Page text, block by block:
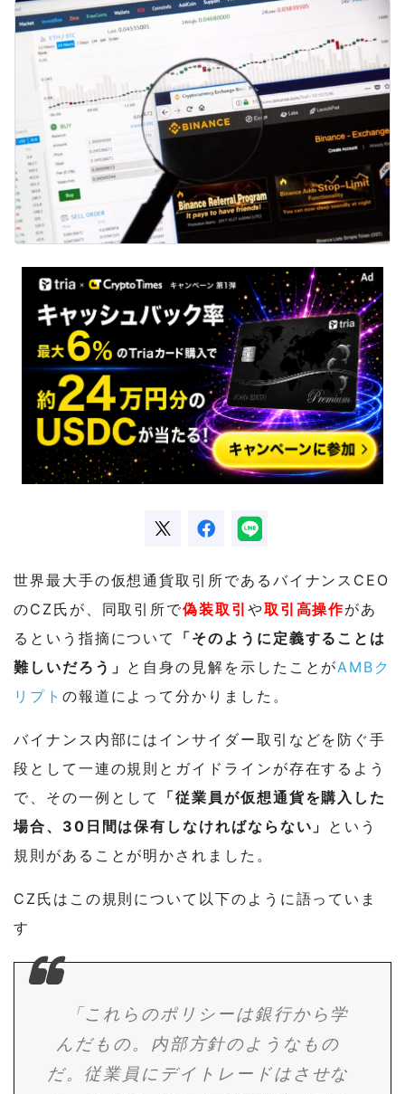
世界最大手の仮想通貨取引所であるバイナンスCEO
のCZ氏が、同取引所で偽装取引 や取引高操作があ
るという指摘について
「そのように定義することは
難しいだろう」 と自身の見解を示したことがAMBク
リプト の報道によって分かりました。
バイナンス内部にはインサイダー取引などを防ぐ手
段として一連の規則とガイドラインが存在するよう
で、その一例として
「従業員が仮想通貨を購入した
場合、30日間は保有しなければならない」 という
規則があることが明かされました。
CZ氏はこの規則について以下のように語っていま
す
「これらのポリシーは銀行から学
んだもの。内部方針のようなもの
だ。従業員にデイトレードはさせな